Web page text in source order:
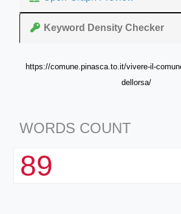
Keyword Density Checker
https://comune.pinasca.to.it/vivere-il-
dellorsa/
WORDS COUNT
89